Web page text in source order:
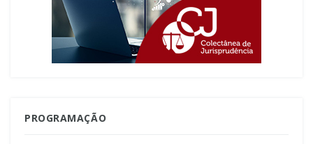
PROGRAMAÇÃO